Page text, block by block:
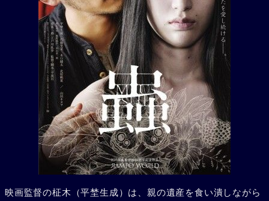
映画監督の柾木（平埜生成）は、親の遺産を食い潰しながら